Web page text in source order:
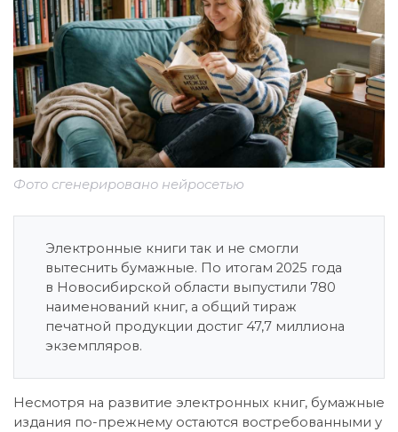
Фото сгенерировано нейросетью
Электронные книги так и не смогли
вытеснить бумажные. По итогам 2025 года
в Новосибирской области выпустили 780
наименований книг, а общий тираж
печатной продукции достиг 47,7 миллиона
экземпляров.
Несмотря на развитие электронных книг, бумажные
издания по-прежнему остаются востребованными у